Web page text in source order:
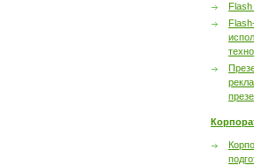
Flash